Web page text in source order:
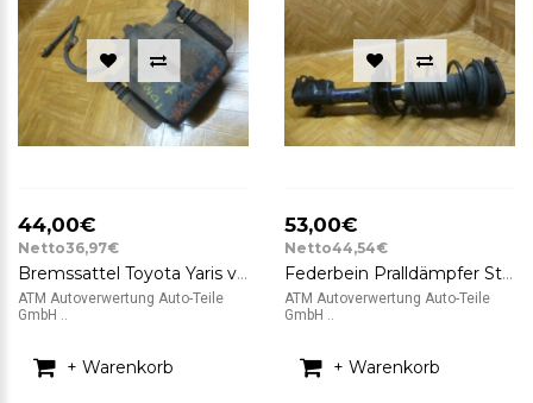
44,00€
Netto36,97€
Bremssattel Toyota Yaris vorne rechts Beifahrerseite
ATM Autoverwertung Auto-Teile
GmbH ..
+ Warenkorb
53,00€
Netto44,54€
Federbein Pralldämpfer Stoßdämpfer Toyota Yaris vorne links Fahrerseite
ATM Autoverwertung Auto-Teile
GmbH ..
+ Warenkorb